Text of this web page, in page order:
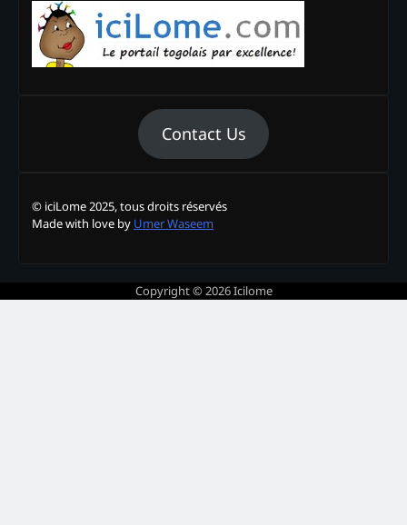
Contact Us
© iciLome 2025, tous droits réservés
Made with love by Umer Waseem
Copyright © 2026Icilome